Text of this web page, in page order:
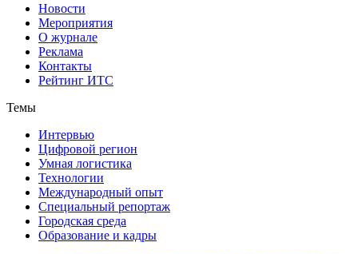
Новости
Мероприятия
О журнале
Реклама
Контакты
Рейтинг ИТС
Темы
Интервью
Цифровой регион
Умная логистика
Технологии
Международный опыт
Специальный репортаж
Городская среда
Образование и кадры